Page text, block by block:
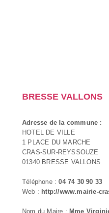
BRESSE VALLONS
Adresse de la commune :
HOTEL DE VILLE
1 PLACE DU MARCHE
CRAS-SUR-REYSSOUZE
01340 BRESSE VALLONS
Téléphone :04 74 30 90 33
Web : http://www.mairie-
Nom du Maire : Mme